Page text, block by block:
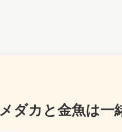
メダカと金魚は一